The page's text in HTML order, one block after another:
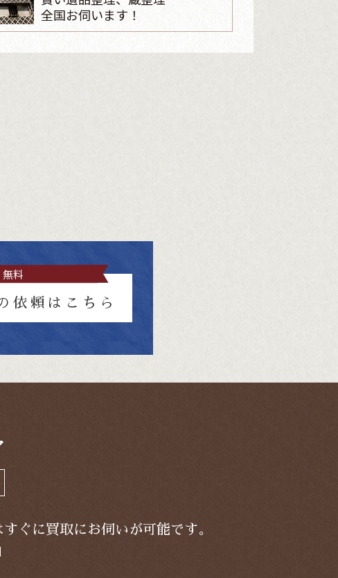
全国お伺います！
無料
依頼はこちら
すぐに買取にお伺いが可能です。